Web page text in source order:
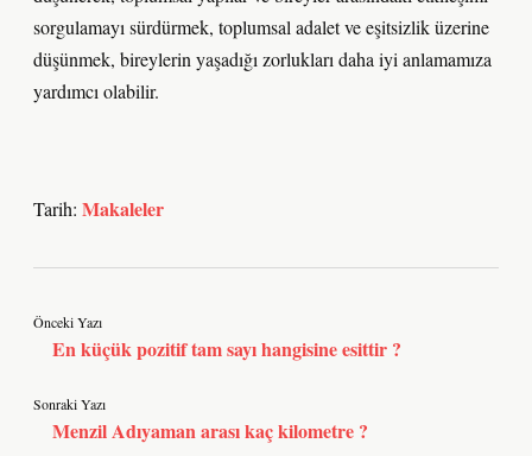
sorgulamayı sürdürmek, toplumsal adalet ve eşitsizlik üzerine
düşünmek, bireylerin yaşadığı zorlukları daha iyi anlamamıza
yardımcı olabilir.
Tarih: Makaleler
Önceki Yazı
En küçük pozitif tam sayı hangisine esittir ?
Sonraki Yazı
Menzil Adıyaman arası kaç kilometre ?